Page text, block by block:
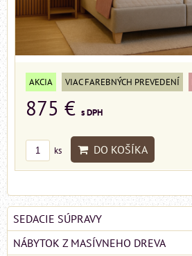
AKCIA VIAC FAREBNÝCH PREVEDENÍ
875 € s DPH
ks DO KOŠÍKA
SEDACIE SÚPRAVY
NÁBYTOK Z MASÍVNEHO DREVA